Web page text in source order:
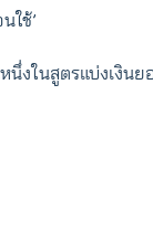
ใช้’
นึ่งในสูตรแบ่งเงิน